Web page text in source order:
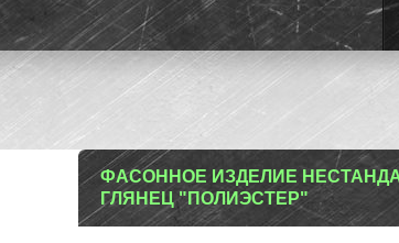
ФАСОННОЕ ИЗДЕЛИЕ
ГЛЯНЕЦ "ПОЛИЭСТЕР"